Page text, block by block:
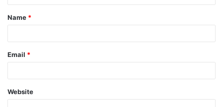
t
*
Name *
Email *
Website